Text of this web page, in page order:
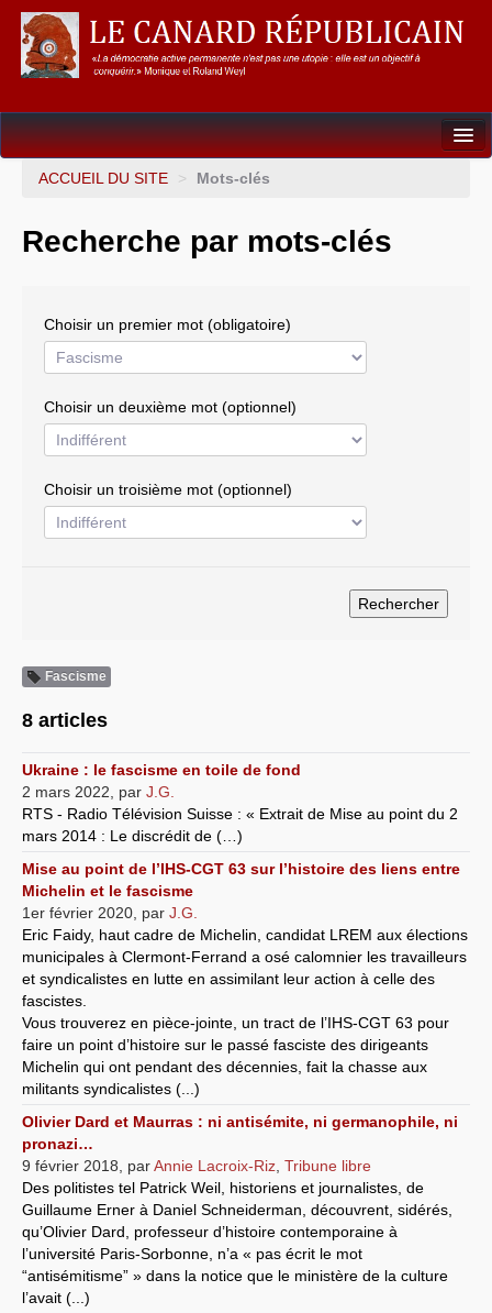
Dossiers
Gouvernance mondiale & mondialisation
Résistances
Systèmes & société sous contrôle
ACCUEIL DU SITE > Mots-clés
Recherche par mots-clés
Choisir un premier mot (obligatoire)
Choisir un deuxième mot (optionnel)
Choisir un troisième mot (optionnel)
Fascisme
8 articles
Ukraine : le fascisme en toile de fond
2 mars 2022
par J.G.
RTS - Radio Télévision Suisse : « Extrait de Mise au point du 2
mars 2014 : Le discrédit de (…)
Mise au point de l’IHS-CGT 63 sur l’histoire des liens entre
Michelin et le fascisme
1er février 2020 par J.G.
Eric Faidy, haut cadre de Michelin, candidat LREM aux élections
municipales à Clermont-Ferrand a osé calomnier les travailleurs
et syndicalistes en lutte en assimilant leur action à celle des
fascistes.
Vous trouverez en pièce-jointe, un tract de l’IHS-CGT 63 pour
faire un point d’histoire sur le passé fasciste des dirigeants
Michelin qui ont pendant des décennies, fait la chasse aux
militants syndicalistes (...)
Olivier Dard et Maurras : ni antisémite, ni germanophile, ni
pronazi…
9 février 2018
parAnnie Lacroix-Riz Tribune libre
Des politistes tel Patrick Weil, historiens et journalistes, de
Guillaume Erner à Daniel Schneiderman, découvrent, sidérés,
qu’Olivier Dard, professeur d’histoire contemporaine à
l’université Paris-Sorbonne, n’a « pas écrit le mot
“antisémitisme” » dans la notice que le ministère de la culture
l’avait (...)